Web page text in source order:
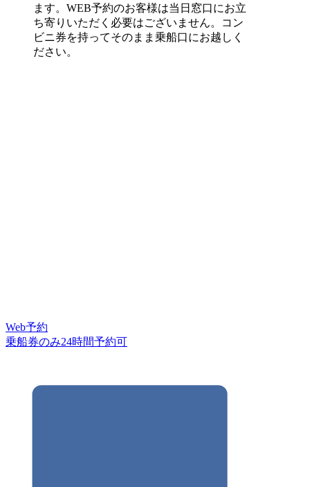
ます。WEB予約のお客様は当日窓口にお立
ち寄りいただく必要はございません。コン
ビニ券を持ってそのまま乗船口にお越しく
ださい。
Web予約
乗船券のみ24時間予約可